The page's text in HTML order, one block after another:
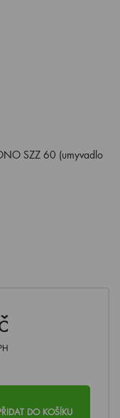
SZZ 60 (umyvadlo
DO KOŠÍKU